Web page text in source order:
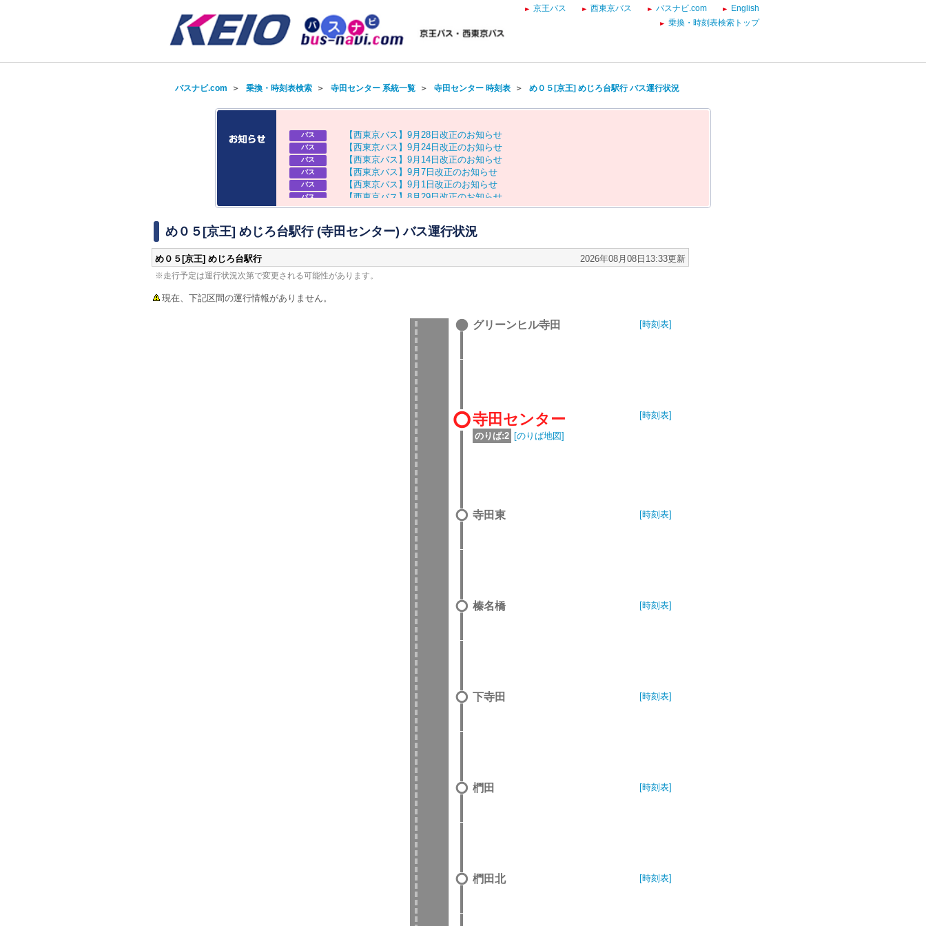
京王バス 西東京バス バスナビ.com
English
乗換・時刻表検索トップ
バスナビ.com ＞ 乗換・時刻表検索＞ 寺田センター 系統一覧＞ 寺田センター 時刻表＞ め０５[京王] めじろ台駅行 バス運行状況
バス 【西東京バス 】 9月 28 日 改正のお知 らせ
バス 【西東京バス 】 9月 24 日 改正のお知 らせ
バス 【西東京バス 】 9月 14 日 改正のお知 らせ
バス 【西東京バス 】 9月 7 日 改正のお知 らせ
バス 【西東京バス 】 9月 1 日 改正のお知 らせ
バス 【西東京バス 】 8 月 29日改正のお知 らせ
バス 【京王バス】お盆ダイヤのお知らせ
め０５[京王] めじろ台駅行 (寺田センター) バス運行状況
め０５[京王] めじろ台駅行 2026年08月08日13:33更新
※走行予定は運行状況次第で変更される可能性があります。
現在、下記区間の運行情報がありません。
グリーンヒル寺田 [時刻表]
寺田センター
のりば:2 [のりば地図]
[時刻表]
寺田東 [時刻表]
榛名橋 [時刻表]
下寺田 [時刻表]
椚田 [時刻表]
椚田北 [時刻表]